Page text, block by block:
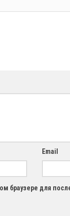
Email
браузере для